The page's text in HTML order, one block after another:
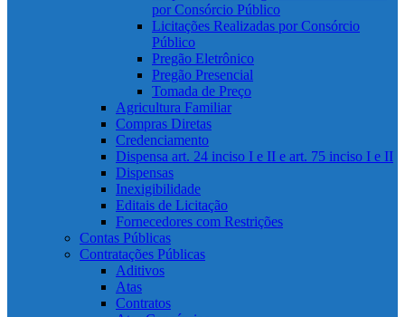
por Consórcio Público
Licitações Realizadas por Consórcio
Público
Pregão Eletrônico
Pregão Presencial
Tomada de Preço
Agricultura Familiar
Compras Diretas
Credenciamento
Dispensa art. 24 inciso I e II e art. 75 inciso I e II
Dispensas
Inexigibilidade
Editais de Licitação
Fornecedores com Restrições
Contas Públicas
Contratações Públicas
Aditivos
Atas
Contratos